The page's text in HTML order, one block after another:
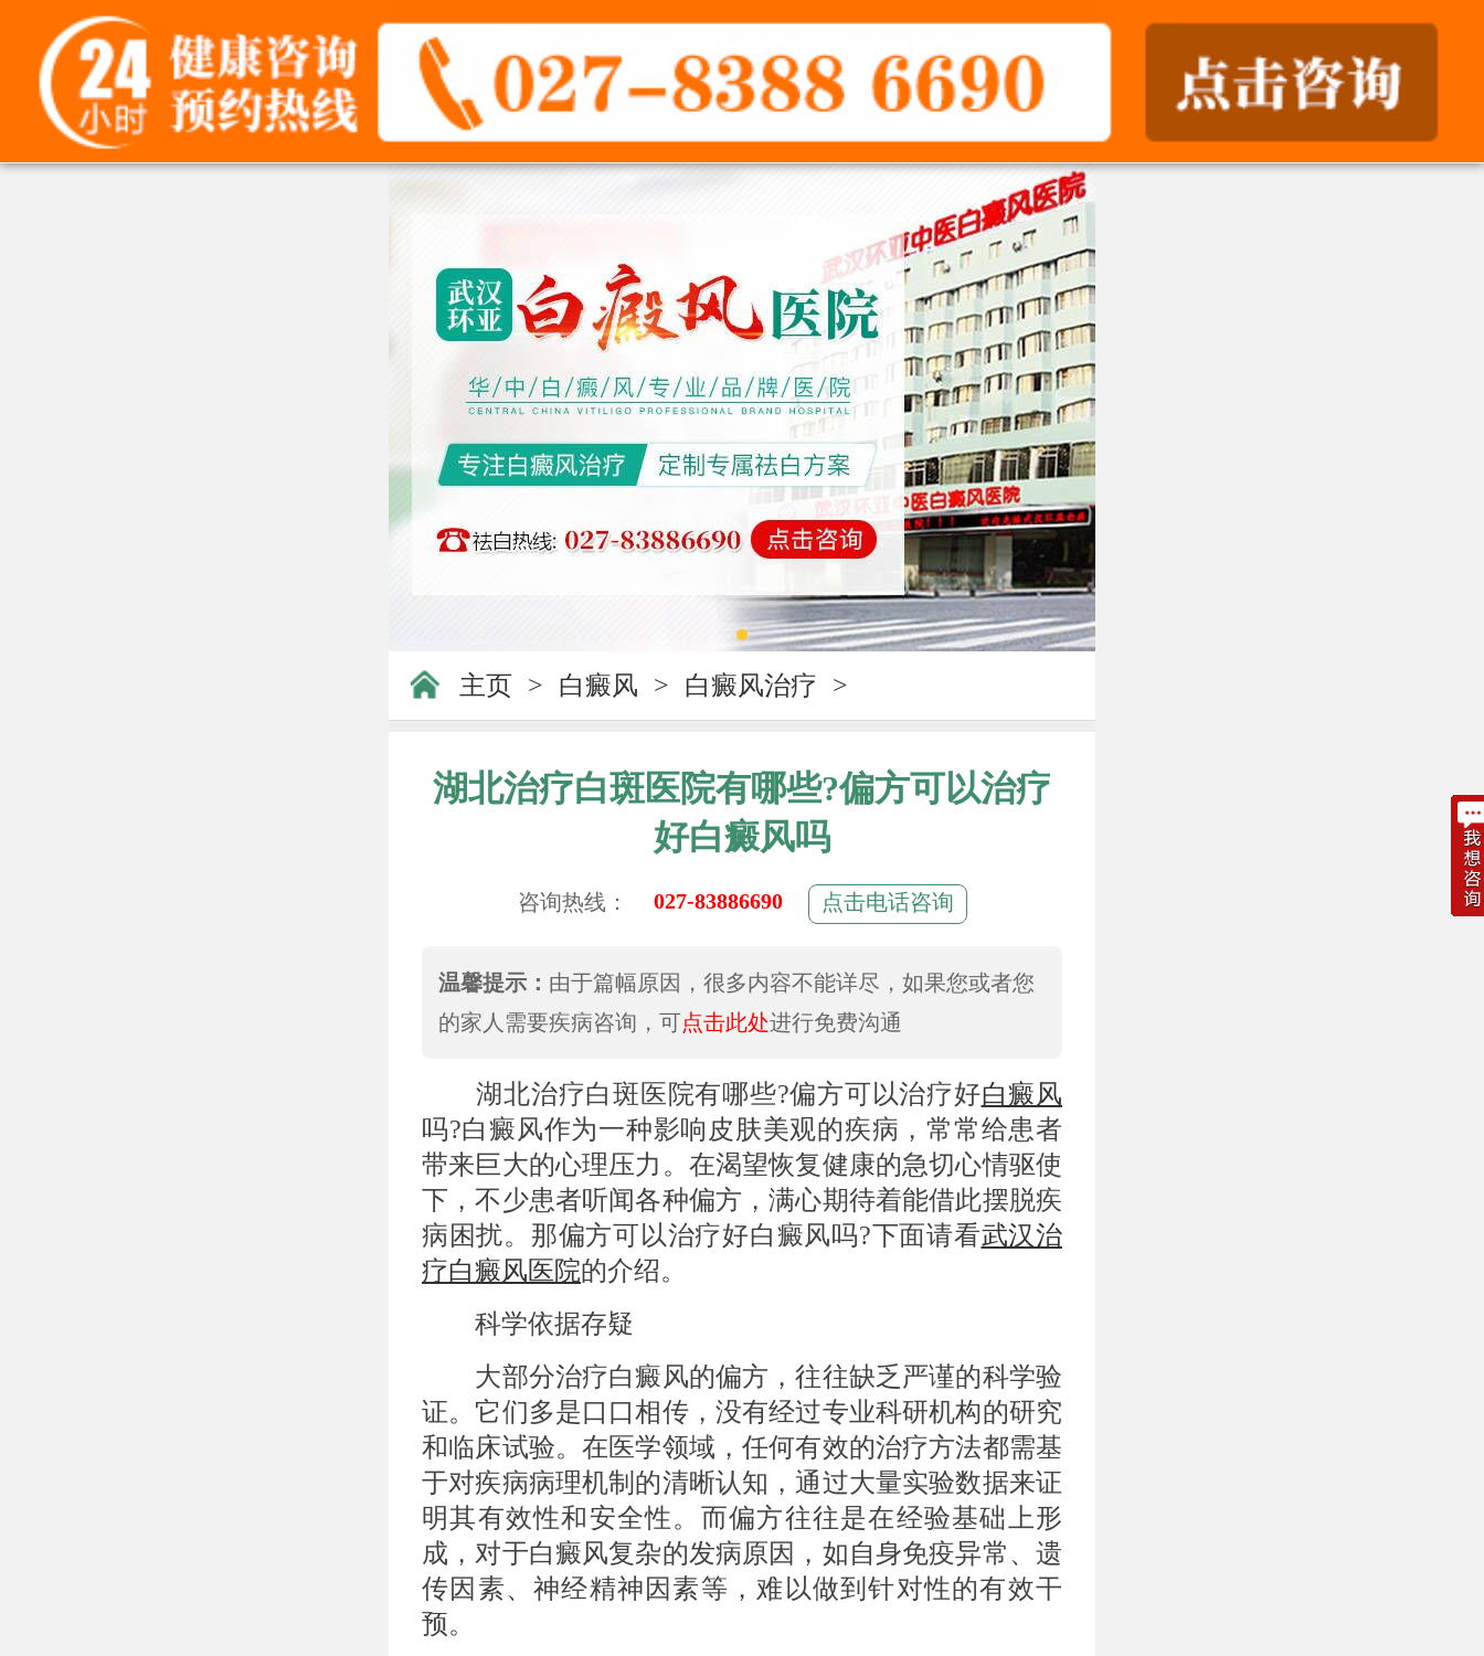
主页 > 白癜风 > 白癜风治疗 >
湖北治疗白斑医院有哪些?偏方可以治疗
好白癜风吗
咨询热线： 027-83886690 点击电话咨询
温馨提示： 由于篇幅原因，很多内容不能详尽，如果您或者您
的家人需要疾病咨询，可点击此处进行免费沟通
湖北治疗白斑医院有哪些?偏方可以治疗好白癜风
吗?白癜风作为一种影响皮肤美观的疾病，常常给患者
带来巨大的心理压力。在渴望恢复健康的急切心情驱使
下，不少患者听闻各种偏方，满心期待着能借此摆脱疾
病困扰。那偏方可以治疗好白癜风吗?下面请看武汉治
疗白癜风医院的介绍。
科学依据存疑
大部分治疗白癜风的偏方，往往缺乏严谨的科学验
证。它们多是口口相传，没有经过专业科研机构的研究
和临床试验。在医学领域，任何有效的治疗方法都需基
于对疾病病理机制的清晰认知，通过大量实验数据来证
明其有效性和安全性。而偏方往往是在经验基础上形
成，对于白癜风复杂的发病原因，如自身免疫异常、遗
传因素、神经精神因素等，难以做到针对性的有效干
预。